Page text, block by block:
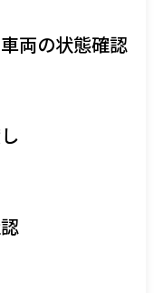
車両の状態確認